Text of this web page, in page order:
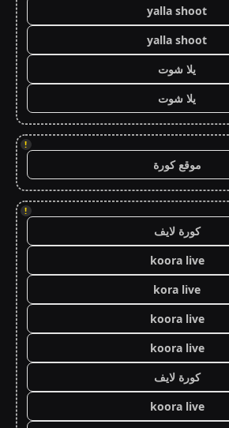
yalla shoot
yalla shoot
يلا شوت
يلا شوت
!
موقع كورة
!
كورة لايف
koora live
kora live
koora live
koora live
كورة لايف
koora live